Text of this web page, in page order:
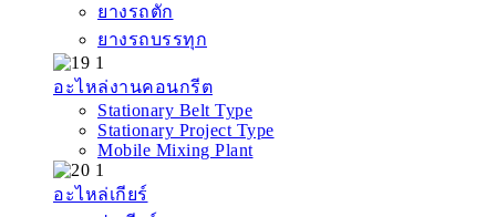
ยางรถตัก
ยางรถบรรทุก
อะไหล่งานคอนกรีต
Stationary Belt Type
Stationary Project Type
Mobile Mixing Plant
อะไหล่เกียร์